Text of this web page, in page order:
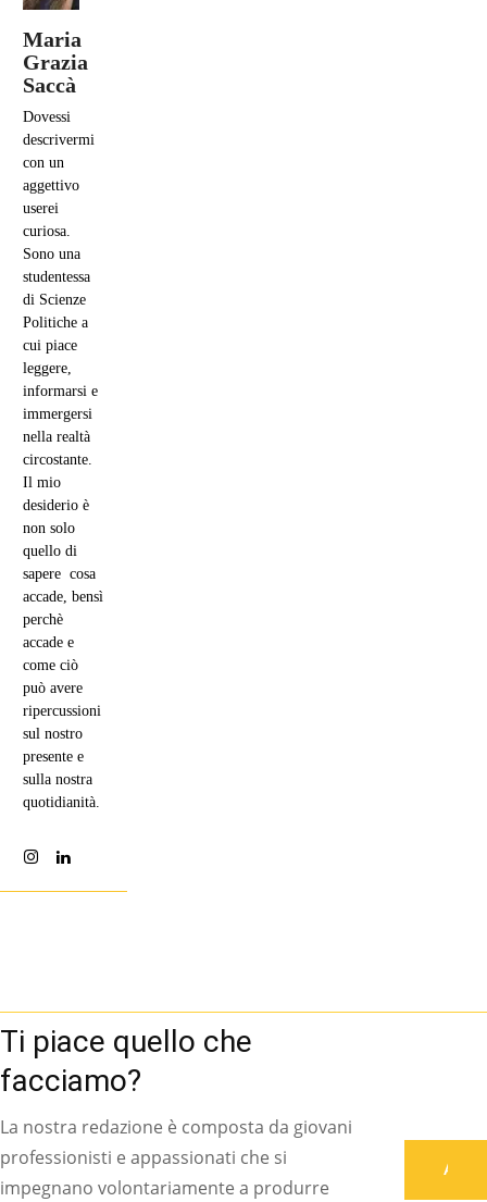
Maria
Grazia
Saccà
Dovessi
descrivermi
con un
aggettivo
userei
curiosa.
Sono una
studentessa
di Scienze
Politiche a
cui piace
leggere,
informarsi e
immergersi
nella realtà
circostante.
Il mio
desiderio è
non solo
quello di
sapere cosa
accade, bensì
perchè
accade e
come ciò
può avere
ripercussioni
sul nostro
presente e
sulla nostra
quotidianità.
Ti piace quello che
facciamo?
La nostra redazione è composta da giovani
professionisti e appassionati che si
impegnano volontariamente a produrre